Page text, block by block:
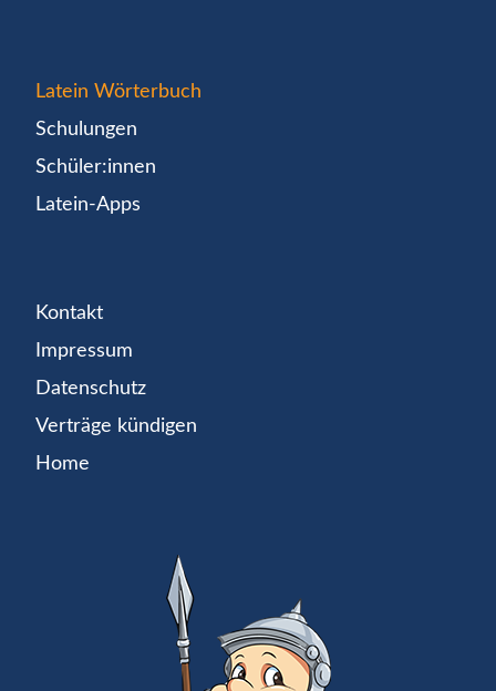
Latein Wörterbuch
Schulungen
Schüler:innen
Latein-Apps
Kontakt
Impressum
Datenschutz
Verträge kündigen
Home